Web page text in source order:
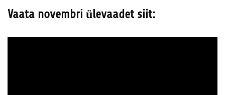
Vaata novembri ülevaadet siit: